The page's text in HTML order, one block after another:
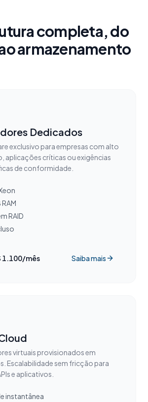
completa, do
armazenamento
Dedicados
exclusivo para empresas com alto
aplicações críticas ou exigências
de conformidade.
RAM
RAID
1.100/mês Saiba mais
virtuais provisionados em
Escalabilidade sem fricção para
e aplicativos.
instantânea